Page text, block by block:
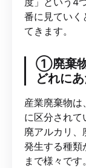
番に見ていく
てきます。
①廃棄物
どれに
産業廃棄物は
に区分されて
廃アルカリ
発生する種類
まで様々です。